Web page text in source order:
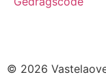
© 2026